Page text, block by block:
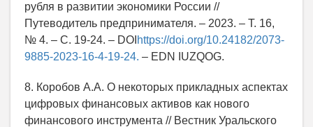
рубля в развитии экономики России //
Путеводитель предпринимателя. – 2023. – Т. 16,
№ 4. – С. 19-24. – DOI https://doi.org/10.24182/2073-
9885-2023-16-4-19-24. – EDN IUZQOG.
8. Коробов А.А. О некоторых прикладных аспектах
цифровых финансовых активов как нового
финансового инструмента // Вестник Уральского